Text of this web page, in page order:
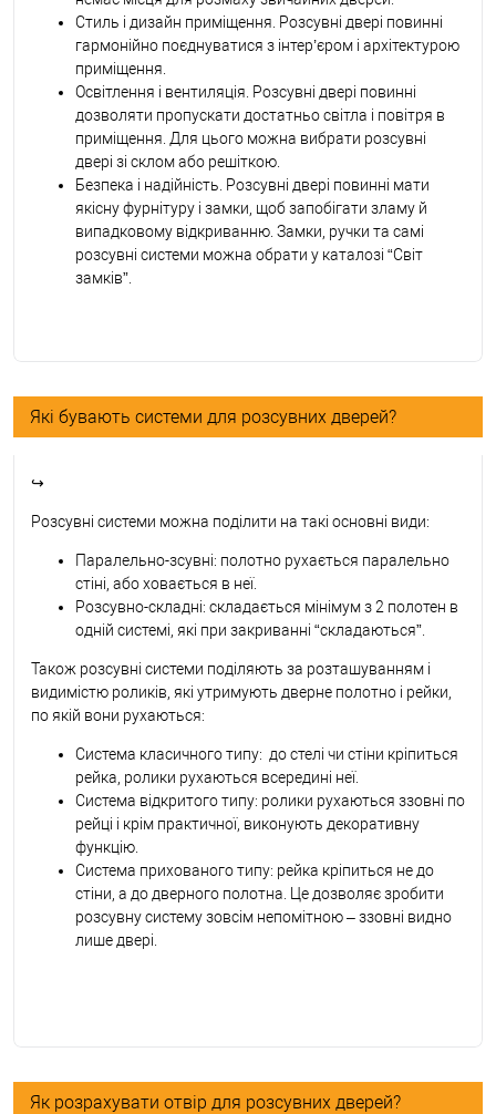
Стиль і дизайн приміщення. Розсувні двері повинні
гармонійно поєднуватися з інтер’єром і архітектурою
приміщення.
Освітлення і вентиляція. Розсувні двері повинні
дозволяти пропускати достатньо світла і повітря в
приміщення. Для цього можна вибрати розсувні
двері зі склом або решіткою.
Безпека і надійність. Розсувні двері повинні мати
якісну фурнітуру і замки, щоб запобігати зламу й
випадковому відкриванню. Замки, ручки та самі
розсувні системи можна обрати у каталозі “Світ
замків”.
Які бувають системи для розсувних дверей?
↪
Розсувні системи можна поділити на такі основні види:
Паралельно-зсувні: полотно рухається паралельно
стіні, або ховається в неї.
Розсувно-складні: складається мінімум з 2 полотен в
одній системі, які при закриванні “складаються”.
Також розсувні системи поділяють за розташуванням і
видимістю роликів, які утримують дверне полотно і рейки,
по якій вони рухаються:
Система класичного типу: до стелі чи стіни кріпиться
рейка, ролики рухаються всередині неї.
Система відкритого типу: ролики рухаються ззовні по
рейці і крім практичної, виконують декоративну
функцію.
Система прихованого типу: рейка кріпиться не до
стіни, а до дверного полотна. Це дозволяє зробити
розсувну систему зовсім непомітною – ззовні видно
лише двері.
Як розрахувати отвір для розсувних дверей?